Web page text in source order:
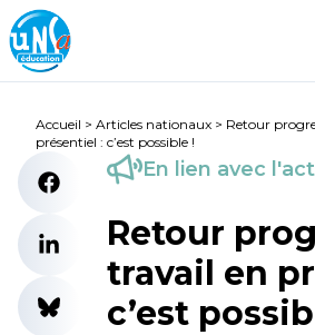
Accueil > Articles nationaux > Retour
présentiel : c’est possible !
En lien avec
Retour
travail en
c’est